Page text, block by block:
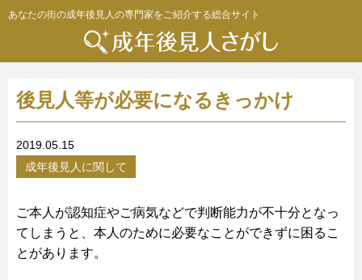
あなたの街の成年後見人の専門家をご紹介する総合サイト
後見人等が必要になるきっかけ
2019.05.15
成年後見人に関して
ご本人が認知症やご病気などで判断能力が不十分となっ
てしまうと、本人のために必要なことができずに困るこ
とがあります。